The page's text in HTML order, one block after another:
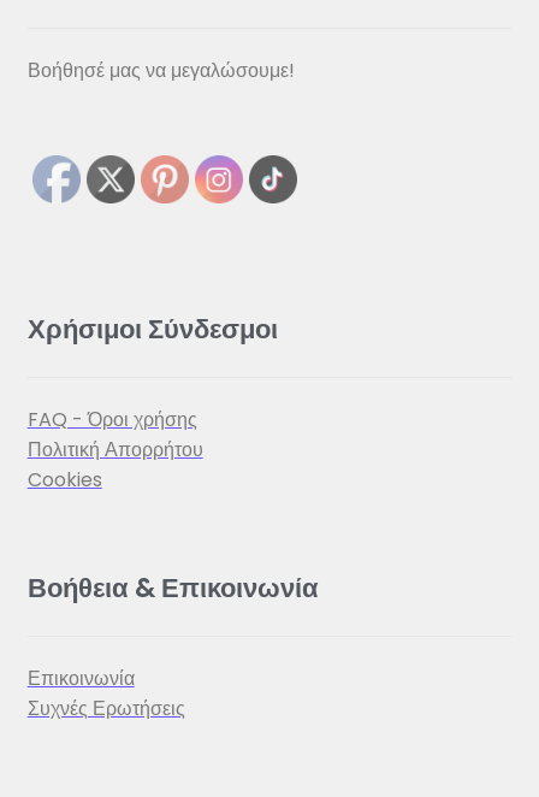
Βοήθησέ μας να μεγαλώσουμε!
Χρήσιμοι Σύνδεσμοι
FAQ - Όροι χρήσης
Πολιτική Απορρήτου
Cookies
Βοήθεια & Επικοινωνία
Επικοινωνία
Συχνές Ερωτήσεις